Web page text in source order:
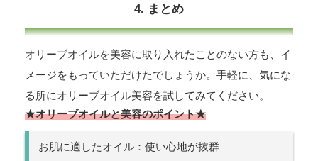
4. まとめ
オリーブオイルを美容に取り入れたことのない方も、イ
メージをもっていただけたでしょうか。手軽に、気にな
る所にオリーブオイル美容を試してみてください。
★オリーブオイルと美容のポイント★
お肌に適したオイル：使い心地が抜群